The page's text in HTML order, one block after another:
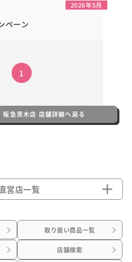
2026年5月
ペーン
1
急茨木店 店舗詳細へ戻る
営店一覧
取り扱い商品一覧
店舗検索